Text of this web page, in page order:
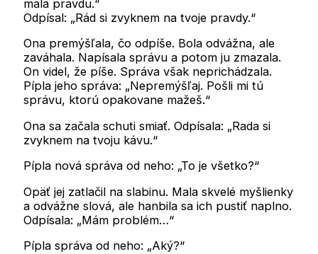
mala pravdu.“
Odpísal: „Rád si zvyknem na tvoje pravdy.“
Ona premýšľala, čo odpíše. Bola odvážna, ale
zaváhala. Napísala správu a potom ju zmazala.
On videl, že píše. Správa však neprichádzala.
Pípla jeho správa: „Nepremýšľaj. Pošli mi tú
správu, ktorú opakovane mažeš.“
Ona sa začala schuti smiať. Odpísala: „Rada si
zvyknem na tvoju kávu.“
Pípla nová správa od neho: „To je všetko?“
Opäť jej zatlačil na slabinu. Mala skvelé myšlienky
a odvážne slová, ale hanbila sa ich pustiť naplno.
Odpísala: „Mám problém…“
Pípla správa od neho: „Aký?“